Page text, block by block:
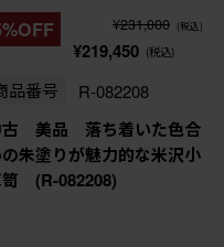
¥231,000 (税込)
¥219,450 (税込)
品番号 R-082208
古 美品 落ち着いた色合
の朱塗りが魅力的な米沢小
(R-082208)